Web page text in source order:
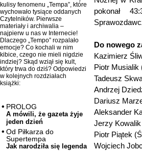
kulisy fenomenu „Tempa”, które
wychowało tysiące oddanych
Czytelników. Pierwsze
materiały i archiwalia –
najpierw u nas w Internecie!
Dlaczego „Tempo” rozpalało
emocje? Co kochali w nim
kibice, czego nie mieli nigdzie
indziej? Skąd wziął się kult,
który trwa do dziś? Odpowiedzi
w kolejnych rozdziałach
książki:
PROLOG
A mówili, że gazeta żyje
jeden dzień
Od Piłkarza do
Supertempa
Jak narodziła się legenda
pokonał
Do nowego
Kazimierz
Piotr Musialik
Tadeusz
Andrzej
Dariusz
Aleksander
Jerzy Kowalik
Piotr Piątek
Wojciech